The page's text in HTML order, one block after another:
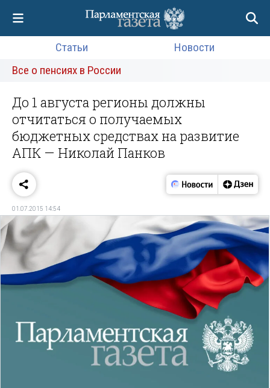
Статьи
Новости
Все о пенсиях в России
До 1 августа регионы должны
отчитаться о получаемых
бюджетных средствах на развитие
АПК — Николай Панков
01.07.2015 14:54